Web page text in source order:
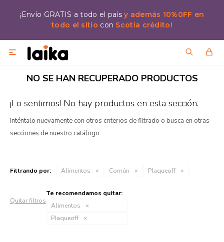
¡Envío GRATIS a todo el paísy además 10%0FF en
todo el sitio con Scotia crédito!

NO SE HAN RECUPERADO PRODUCTOS
¡Lo sentimos! No hay productos en esta sección.
Inténtalo nuevamente con otros criterios de filtrado o busca en otras
secciones de nuestro catálogo.
Filtrando por: Alimentos Común Plaqueoff
Quitar filtros
Te recomendamos quitar:
Alimentos
Plaqueoff